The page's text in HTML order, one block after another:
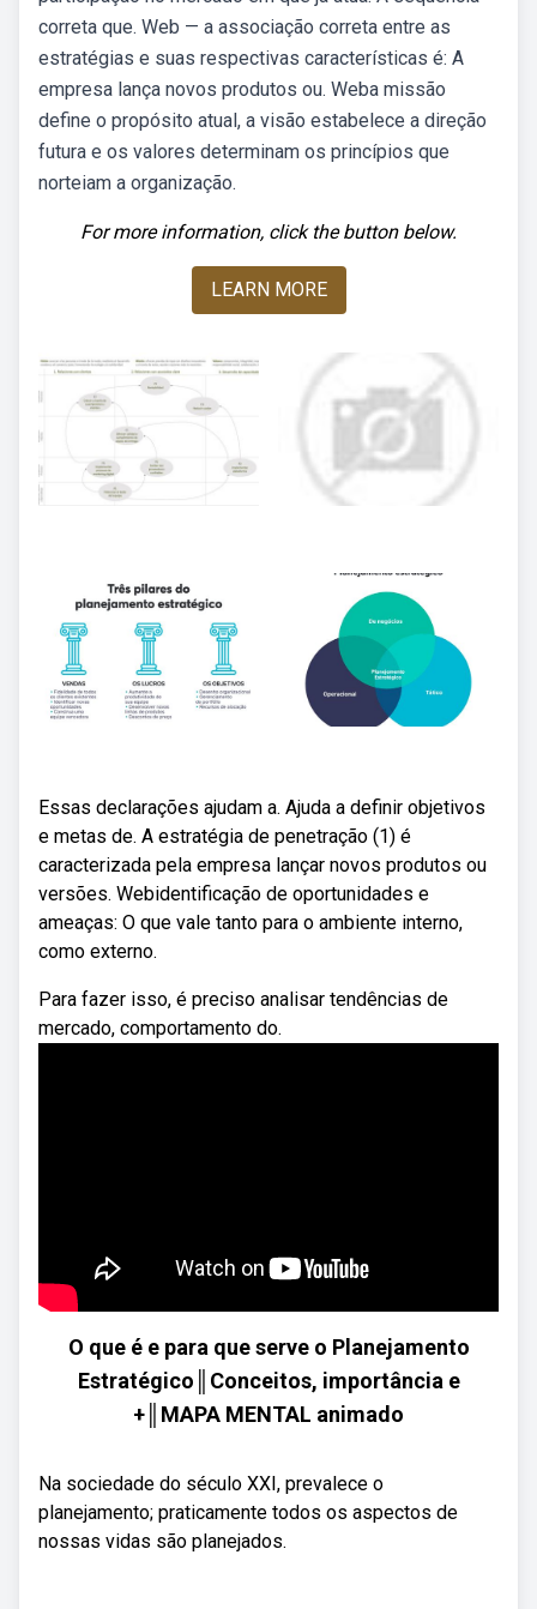
correta que. Web — a associação correta entre as
estratégias e suas respectivas características é: A
empresa lança novos produtos ou. Weba missão
define o propósito atual, a visão estabelece a direção
futura e os valores determinam os princípios que
norteiam a organização.
For more information, click the button below.
LEARN MORE
Essas declarações ajudam a. Ajuda a definir objetivos
e metas de. A estratégia de penetração (1) é
caracterizada pela empresa lançar novos produtos ou
versões. Webidentificação de oportunidades e
ameaças: O que vale tanto para o ambiente interno,
como externo.
Para fazer isso, é preciso analisar tendências de
mercado, comportamento do.
O que é e para que serve o Planejamento
Estratégico║Conceitos, importância e
+║MAPA MENTAL animado
Na sociedade do século XXI, prevalece o
planejamento; praticamente todos os aspectos de
nossas vidas são planejados.